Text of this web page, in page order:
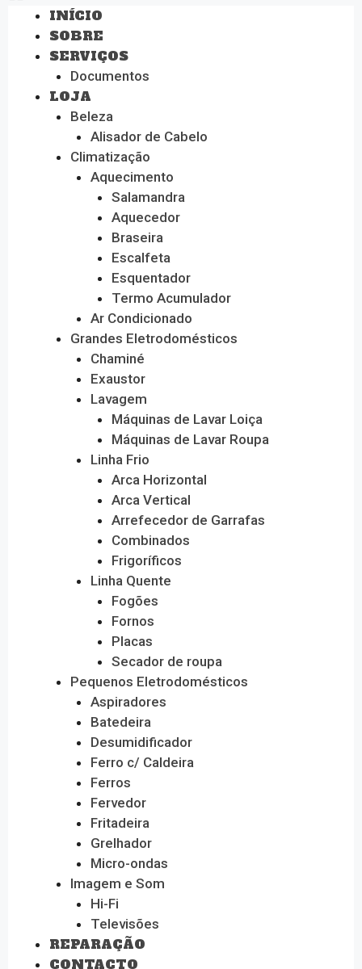
INÍCIO
SOBRE
SERVIÇOS
Documentos
LOJA
Beleza
Alisador de Cabelo
Climatização
Aquecimento
Salamandra
Aquecedor
Braseira
Escalfeta
Esquentador
Termo Acumulador
Ar Condicionado
Grandes Eletrodomésticos
Chaminé
Exaustor
Lavagem
Máquinas de Lavar Loiça
Máquinas de Lavar Roupa
Linha Frio
Arca Horizontal
Arca Vertical
Arrefecedor de Garrafas
Combinados
Frigoríficos
Linha Quente
Fogões
Fornos
Placas
Secador de roupa
Pequenos Eletrodomésticos
Aspiradores
Batedeira
Desumidificador
Ferro c/ Caldeira
Ferros
Fervedor
Fritadeira
Grelhador
Micro-ondas
Imagem e Som
Hi-Fi
Televisões
REPARAÇÃO
CONTACTO